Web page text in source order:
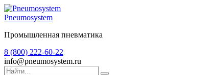
Перейти
к
Pneumosystem
Промышленная пневматика
8 (800) 222-60-22
info@pneumosystem.ru
Search